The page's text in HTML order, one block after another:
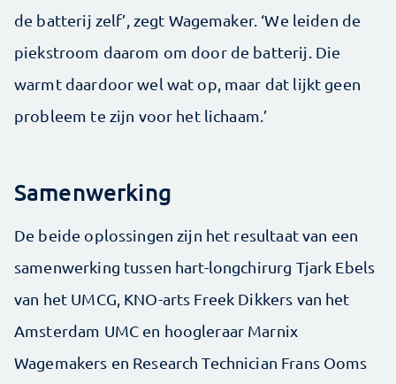
de batterij zelf’, zegt Wagemaker. ‘We leiden de
piekstroom daarom om door de batterij. Die
warmt daardoor wel wat op, maar dat lijkt geen
probleem te zijn voor het lichaam.’
Samenwerking
De beide oplossingen zijn het resultaat van een
samenwerking tussen hart-longchirurg Tjark Ebels
van het UMCG, KNO-arts Freek Dikkers van het
Amsterdam UMC en hoogleraar Marnix
Wagemakers en Research Technician Frans Ooms